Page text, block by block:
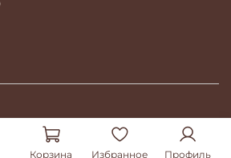
Корзина Избранное Профиль